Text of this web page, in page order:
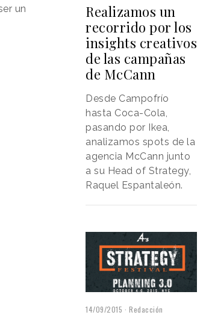
un
Realizamos un
recorrido por los
insights creativos
de las campañas
de McCann
Desde Campofrío
hasta Coca-Cola,
pasando por Ikea,
analizamos spots de la
agencia McCann junto
a su Head of Strategy,
Raquel Espantaleón.
14/09/2015 Redacción